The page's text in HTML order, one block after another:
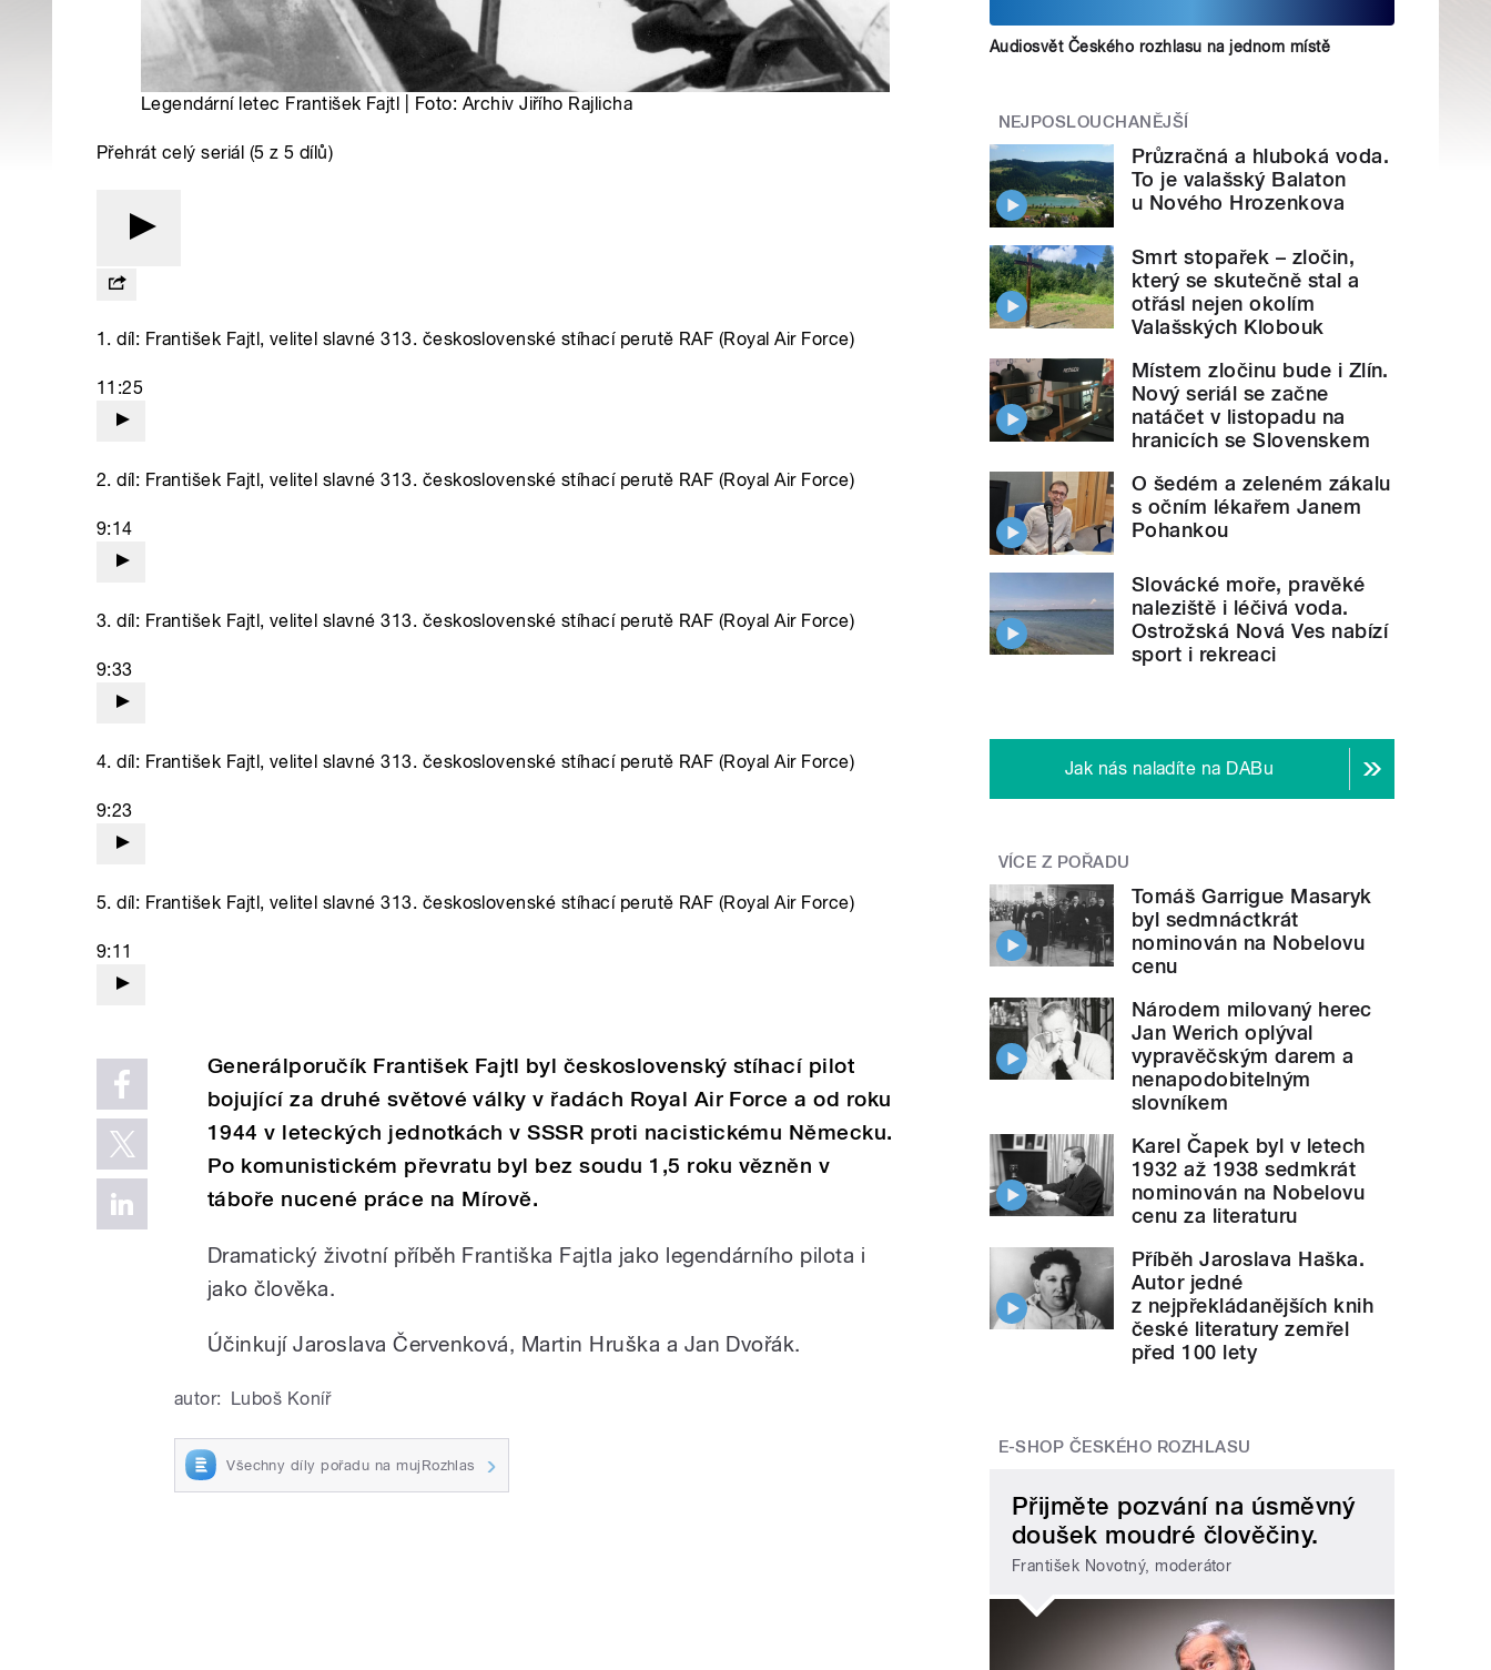
Legendární letec František Fajtl | Foto: Archiv Jiřího Rajlicha
Přehrát celý seriál (5 z 5 dílů)
1. díl: František Fajtl, velitel slavné 313. československé stíhací perutě RAF (Royal Air Force)
11:25
2. díl: František Fajtl, velitel slavné 313. československé stíhací perutě RAF (Royal Air Force)
9:14
3. díl: František Fajtl, velitel slavné 313. československé stíhací perutě RAF (Royal Air Force)
9:33
4. díl: František Fajtl, velitel slavné 313. československé stíhací perutě RAF (Royal Air Force)
9:23
5. díl: František Fajtl, velitel slavné 313. československé stíhací perutě RAF (Royal Air Force)
9:11
Generálporučík František Fajtl byl československý stíhací pilot
bojující za druhé světové války v řadách Royal Air Force a od roku
1944 v leteckých jednotkách v SSSR proti nacistickému Německu.
Po komunistickém převratu byl bez soudu 1,5 roku vězněn v
táboře nucené práce na Mírově.
Dramatický životní příběh Františka Fajtla jako legendárního pilota i
jako člověka.
Účinkují Jaroslava Červenková, Martin Hruška a Jan Dvořák.
autor: Luboš Koníř
Všechny díly pořadu na mujRozhlas
Audiosvět Českého rozhlasu na jednom místě
NEJPOSLOUCHANĚJŠÍ
Průzračná a hluboká voda.
To je valašský Balaton
u Nového Hrozenkova
Smrt stopařek – zločin,
který se skutečně stal a
otřásl nejen okolím
Valašských Klobouk
Místem zločinu bude i Zlín.
Nový seriál se začne
natáčet v listopadu na
hranicích se Slovenskem
O šedém a zeleném zákalu
s očním lékařem Janem
Pohankou
Slovácké moře, pravěké
naleziště i léčivá voda.
Ostrožská Nová Ves nabízí
sport i rekreaci
Jak nás naladíte na DABu
VÍCE Z POŘADU
Tomáš Garrigue Masaryk
byl sedmnáctkrát
nominován na Nobelovu
cenu
Národem milovaný herec
Jan Werich oplýval
vypravěčským darem a
nenapodobitelným
slovníkem
Karel Čapek byl v letech
1932 až 1938 sedmkrát
nominován na Nobelovu
cenu za literaturu
Příběh Jaroslava Haška.
Autor jedné
z nejpřekládanějších knih
české literatury zemřel
před 100 lety
E-SHOP ČESKÉHO ROZHLASU
Přijměte pozvání na úsměvný
doušek moudré člověčiny.
František Novotný, moderátor